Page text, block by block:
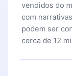
vendidos do
com
podem ser
cerca de 12